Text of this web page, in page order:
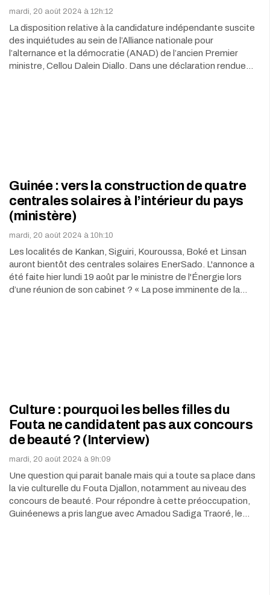
mardi, 20 août 2024 à 12h:12
La disposition relative à la candidature indépendante suscite
des inquiétudes au sein de l’Alliance nationale pour
l’alternance et la démocratie (ANAD) de l’ancien Premier
ministre, Cellou Dalein Diallo. Dans une déclaration rendue…
Guinée : vers la construction de quatre
centrales solaires à l’intérieur du pays
(ministère)
mardi, 20 août 2024 à 10h:10
Les localités de Kankan, Siguiri, Kouroussa, Boké et Linsan
auront bientôt des centrales solaires EnerSado. L'annonce a
été faite hier lundi 19 août par le ministre de l'Énergie lors
d’une réunion de son cabinet ? « La pose imminente de la…
Culture : pourquoi les belles filles du
Fouta ne candidatent pas aux concours
de beauté ? (Interview)
mardi, 20 août 2024 à 9h:09
Une question qui parait banale mais qui a toute sa place dans
la vie culturelle du Fouta Djallon, notamment au niveau des
concours de beauté. Pour répondre à cette préoccupation,
Guinéenews a pris langue avec Amadou Sadiga Traoré, le…